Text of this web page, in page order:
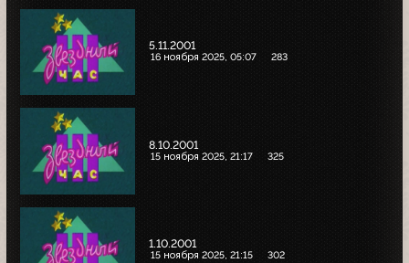
5.11.2001
16 ноября 2025, 05:07 283
8.10.2001
15 ноября 2025, 21:17 325
1.10.2001
15 ноября 2025, 21:15 302